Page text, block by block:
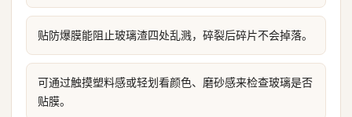
贴防爆膜能阻止玻璃渣四处乱溅，碎裂后碎片不会掉落。
可通过触摸塑料感或轻划看颜色、磨砂感来检查玻璃是否
贴膜。